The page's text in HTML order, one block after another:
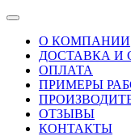
О КОМПАНИИ
ДОСТАВКА И
ОПЛАТА
ПРИМЕРЫ
ОТЗЫВЫ
КОНТАКТЫ